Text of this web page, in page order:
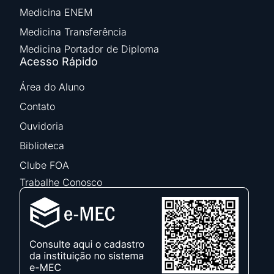
Medicina ENEM
Medicina Transferência
Medicina Portador de Diploma
Acesso Rápido
Área do Aluno
Contato
Ouvidoria
Biblioteca
Clube FOA
Trabalhe Conosco